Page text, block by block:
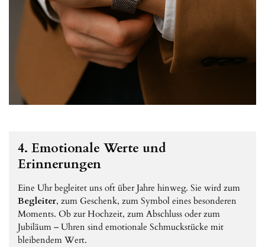
4. Emotionale Werte und
Erinnerungen
Eine Uhr begleitet uns oft über Jahre hinweg. Sie wird zum
Begleiter, zum Geschenk, zum Symbol eines besonderen
Moments. Ob zur Hochzeit, zum Abschluss oder zum
Jubiläum – Uhren sind emotionale Schmuckstücke mit
bleibendem Wert.